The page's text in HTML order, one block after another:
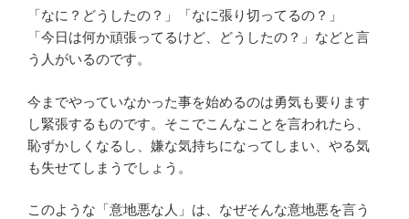
「なに？どうしたの？」「なに張り切ってるの？」
「今日は何か頑張ってるけど、どうしたの？」などと言
う人がいるのです。
今までやっていなかった事を始めるのは勇気も要ります
し緊張するものです。そこでこんなことを言われたら、
恥ずかしくなるし、嫌な気持ちになってしまい、やる気
も失せてしまうでしょう。
このような「意地悪な人」は、なぜそんな意地悪を言う